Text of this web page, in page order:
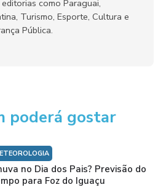
como Paraguai,
Turismo, Esporte, Cultura e
Pública.
poderá gostar
no Dia dos Pais? Previsão do
para Foz do Iguaçu